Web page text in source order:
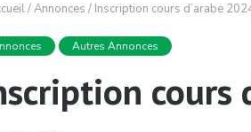
/Annonces / Inscription cours d’arabe
Autres Annonces
cours